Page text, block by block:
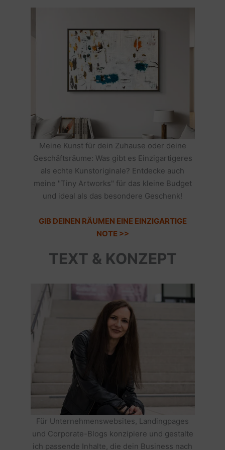
Meine Kunst für dein Zuhause oder deine
Geschäftsräume: Was gibt es Einzigartigeres
als echte Kunstoriginale? Entdecke auch
meine "Tiny Artworks" für das kleine Budget
und ideal als das besondere Geschenk!
GIB DEINEN RÄUMEN EINE EINZIGARTIGE
NOTE >>
TEXT & KONZEPT
Für Unternehmenswebsites, Landingpages
und Corporate-Blogs konzipiere und gestalte
ich passende Inhalte, die dein Business nach